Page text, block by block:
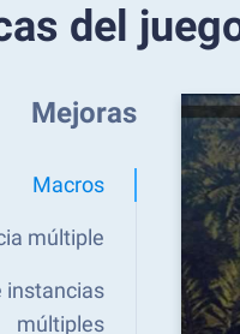
del
Mejoras
Macros
múltiple
instancias
múltiples